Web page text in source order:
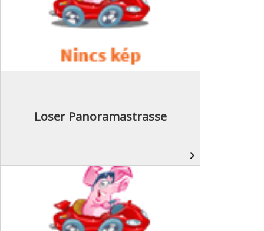
Loser Panoramastrasse
navigate_next